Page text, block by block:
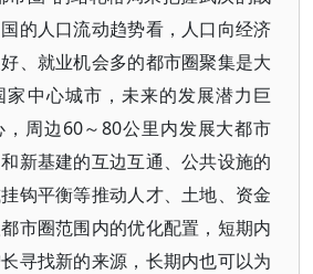
的人口流动趋势看，人口向经济
、就业机会多的都市圈聚集是大
家中心城市，未来的发展潜力巨
周边60～80公里内发展大都市
新基建的互边互通、公共设施的
钩平衡等推动人才、土地、资金
市圈范围内的优化配置，短期内
寻找新的来源，长期内也可以为